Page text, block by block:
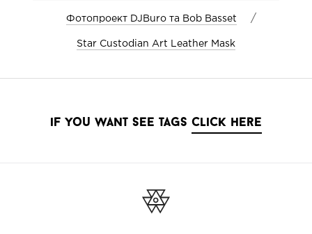
Фотопроект DJBuro та Bob Basset /
Star Custodian Art Leather Mask
if you want see tags click here